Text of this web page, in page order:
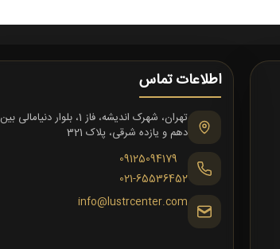
اطلاعات تماس
تهران، شهرک اندیشه، فاز 1، بلوار دنیامالی بین
دهم و یازده شرقی، پلاک 321
09125094179
021-65536452
info@lustrcenter.com